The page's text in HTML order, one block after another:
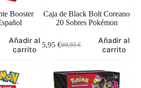
Booster
Añadir al
carrito
Caja de Black Bolt Coreano
20 Sobres Pokémon
69,95€
El
era:
69,95 €.
65,95 €El
es:
65,95 €.
Añadir al
carrito